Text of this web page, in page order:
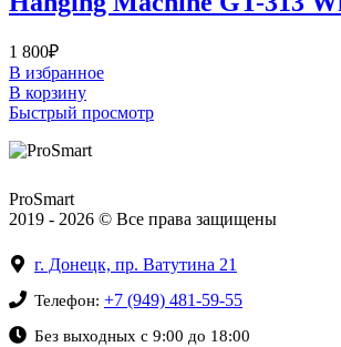
1 800₽
В избранное
В корзину
Быстрый просмотр
ProSmart
2019 - 2026 © Все права защищены
г. Донецк, пр. Ватутина 21
Телефон: +7 (949) 481-59-55
Без выходных с 9:00 до 18:00